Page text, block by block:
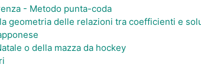
- Metodo punta-coda
geometria delle relazioni tra coefficienti e
o della mazza da hockey